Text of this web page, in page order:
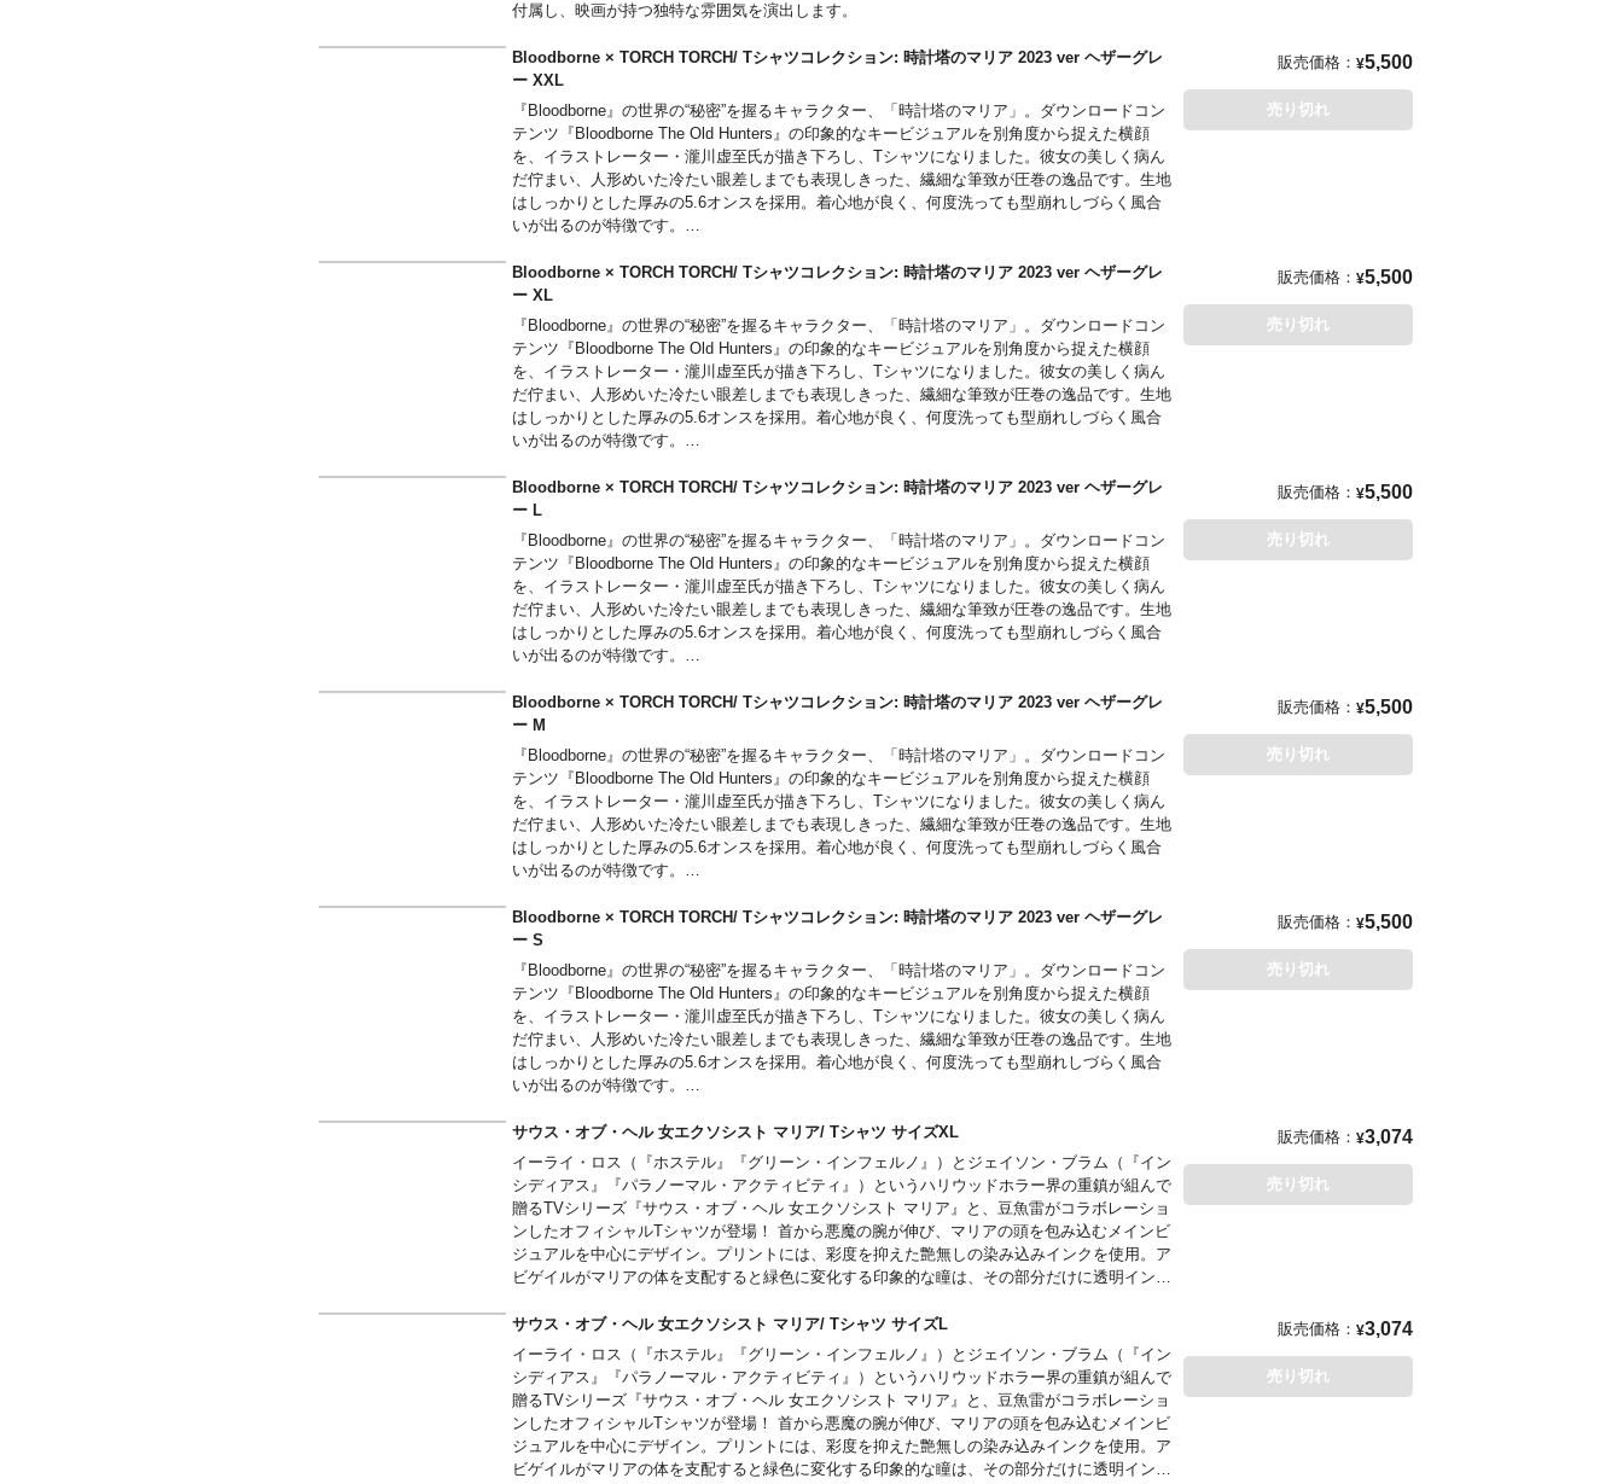
付属し、映画が持つ独特な雰囲気を演出します。
Bloodborne × TORCH TORCH/ Tシャツコレクション: 時計塔のマリア 2023 ver ヘザーグレ
ー XXL
『Bloodborne』の世界の“秘密”を握るキャラクター、「時計塔のマリア」。ダウンロードコン
テンツ『Bloodborne The Old Hunters』の印象的なキービジュアルを別角度から捉えた横顔
を、イラストレーター・瀧川虚至氏が描き下ろし、Tシャツになりました。彼女の美しく病ん
だ佇まい、人形めいた冷たい眼差しまでも表現しきった、繊細な筆致が圧巻の逸品です。生地
はしっかりとした厚みの5.6オンスを採用。着心地が良く、何度洗っても型崩れしづらく風合
いが出るのが特徴です。
上溜まらない「99」の数値はファンなら思わずにやりとしてしまうギミックです。正面から
見ると、ゲーム画面と同じく「右上」に配置されているのもポイント。
販売価格： ¥5,500
売り切れ
Bloodborne × TORCH TORCH/ Tシャツコレクション: 時計塔のマリア 2023 ver ヘザーグレ
ー XL
『Bloodborne』の世界の“秘密”を握るキャラクター、「時計塔のマリア」。ダウンロードコン
テンツ『Bloodborne The Old Hunters』の印象的なキービジュアルを別角度から捉えた横顔
を、イラストレーター・瀧川虚至氏が描き下ろし、Tシャツになりました。彼女の美しく病ん
だ佇まい、人形めいた冷たい眼差しまでも表現しきった、繊細な筆致が圧巻の逸品です。生地
はしっかりとした厚みの5.6オンスを採用。着心地が良く、何度洗っても型崩れしづらく風合
いが出るのが特徴です。
上溜まらない「99」の数値はファンなら思わずにやりとしてしまうギミックです。正面から
見ると、ゲーム画面と同じく「右上」に配置されているのもポイント。
販売価格： ¥5,500
売り切れ
Bloodborne × TORCH TORCH/ Tシャツコレクション: 時計塔のマリア 2023 ver ヘザーグレ
ー L
『Bloodborne』の世界の“秘密”を握るキャラクター、「時計塔のマリア」。ダウンロードコン
テンツ『Bloodborne The Old Hunters』の印象的なキービジュアルを別角度から捉えた横顔
を、イラストレーター・瀧川虚至氏が描き下ろし、Tシャツになりました。彼女の美しく病ん
だ佇まい、人形めいた冷たい眼差しまでも表現しきった、繊細な筆致が圧巻の逸品です。生地
はしっかりとした厚みの5.6オンスを採用。着心地が良く、何度洗っても型崩れしづらく風合
いが出るのが特徴です。
上溜まらない「99」の数値はファンなら思わずにやりとしてしまうギミックです。正面から
見ると、ゲーム画面と同じく「右上」に配置されているのもポイント。
販売価格： ¥5,500
売り切れ
Bloodborne × TORCH TORCH/ Tシャツコレクション: 時計塔のマリア 2023 ver ヘザーグレ
ー M
『Bloodborne』の世界の“秘密”を握るキャラクター、「時計塔のマリア」。ダウンロードコン
テンツ『Bloodborne The Old Hunters』の印象的なキービジュアルを別角度から捉えた横顔
を、イラストレーター・瀧川虚至氏が描き下ろし、Tシャツになりました。彼女の美しく病ん
だ佇まい、人形めいた冷たい眼差しまでも表現しきった、繊細な筆致が圧巻の逸品です。生地
はしっかりとした厚みの5.6オンスを採用。着心地が良く、何度洗っても型崩れしづらく風合
いが出るのが特徴です。
上溜まらない「99」の数値はファンなら思わずにやりとしてしまうギミックです。正面から
見ると、ゲーム画面と同じく「右上」に配置されているのもポイント。
販売価格： ¥5,500
売り切れ
Bloodborne × TORCH TORCH/ Tシャツコレクション: 時計塔のマリア 2023 ver ヘザーグレ
ー S
『Bloodborne』の世界の“秘密”を握るキャラクター、「時計塔のマリア」。ダウンロードコン
テンツ『Bloodborne The Old Hunters』の印象的なキービジュアルを別角度から捉えた横顔
を、イラストレーター・瀧川虚至氏が描き下ろし、Tシャツになりました。彼女の美しく病ん
だ佇まい、人形めいた冷たい眼差しまでも表現しきった、繊細な筆致が圧巻の逸品です。生地
はしっかりとした厚みの5.6オンスを採用。着心地が良く、何度洗っても型崩れしづらく風合
いが出るのが特徴です。
上溜まらない「99」の数値はファンなら思わずにやりとしてしまうギミックです。正面から
見ると、ゲーム画面と同じく「右上」に配置されているのもポイント。
販売価格： ¥5,500
売り切れ
サウス・オブ・ヘル 女エクソシスト マリア/ Tシャツ サイズXL
イーライ・ロス（『ホステル』『グリーン・インフェルノ』）とジェイソン・ブラム（『イン
シディアス』『パラノーマル・アクティビティ』）というハリウッドホラー界の重鎮が組んで
贈るTVシリーズ『サウス・オブ・ヘル 女エクソシスト マリア』と、豆魚雷がコラボレーショ
ンしたオフィシャルTシャツが登場！ 首から悪魔の腕が伸び、マリアの頭を包み込むメインビ
ジュアルを中心にデザイン。プリントには、彩度を抑えた艶無しの染み込みインクを使用。ア
ビゲイルがマリアの体を支配すると緑色に変化する印象的な瞳は、その部分だけに透明インク
■豆ブログによる徹底解説レビュー: 「豆魚雷のTシャツ新作ですよー！イーライ・ロス×ジェ
イソン・ブラム、ハリウッドホラー二大巨頭が贈るTVシリーズ『サウス・オブ・ヘル』！ 」■
ボディカラー：クリームホワイト
■高精細シルクスクリーンプリント：染み込みパープル、グロスグリーン
■綿100%・5.6oz ヘビーウェイトボディ
■作品紹介
販売価格： ¥3,074
売り切れ
サウス・オブ・ヘル 女エクソシスト マリア/ Tシャツ サイズL
イーライ・ロス（『ホステル』『グリーン・インフェルノ』）とジェイソン・ブラム（『イン
シディアス』『パラノーマル・アクティビティ』）というハリウッドホラー界の重鎮が組んで
贈るTVシリーズ『サウス・オブ・ヘル 女エクソシスト マリア』と、豆魚雷がコラボレーショ
ンしたオフィシャルTシャツが登場！ 首から悪魔の腕が伸び、マリアの頭を包み込むメインビ
ジュアルを中心にデザイン。プリントには、彩度を抑えた艶無しの染み込みインクを使用。ア
ビゲイルがマリアの体を支配すると緑色に変化する印象的な瞳は、その部分だけに透明インク
販売価格： ¥3,074
売り切れ